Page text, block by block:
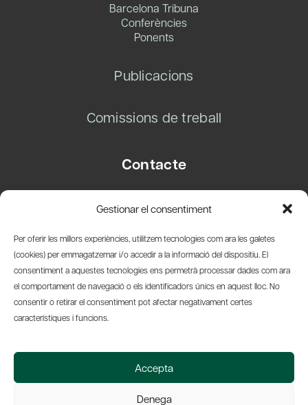
Gestionar el consentiment
Per oferir les millors experiències, utilitzem tecnologies com ara les galetes
(cookies) per emmagatzemar i/o accedir a la informació del dispositiu. El
consentiment a aquestes tecnologies ens permetrà processar dades com ara
el comportament de navegació o els identificadors únics en aquest lloc. No
consentir o retirar el consentiment pot afectar negativament certes
característiques i funcions.
Accepta
Denega
Barcelona Tribuna
Conferències
Ponents
Publicacions
Comissions de treball
Contacte
08003 Barcelona
info@amicsdelpais.com
Suscripció Newsletter
© 2026 Societat Econòmica Barcelonesa d'Amics del País